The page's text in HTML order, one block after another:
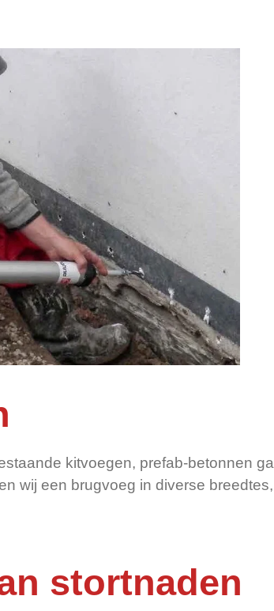
kitvoegen, prefab-betonnen
wij een brugvoeg in diverse
stortnaden